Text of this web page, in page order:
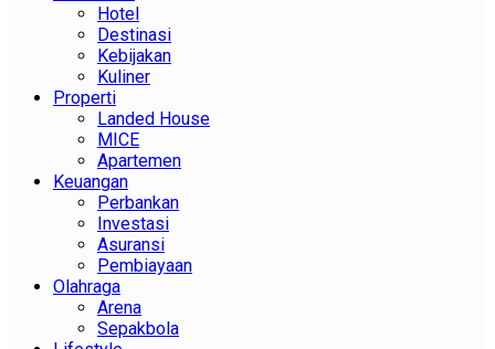
Hotel
Destinasi
Kebijakan
Kuliner
Properti
Landed House
MICE
Apartemen
Keuangan
Perbankan
Investasi
Asuransi
Pembiayaan
Olahraga
Arena
Sepakbola